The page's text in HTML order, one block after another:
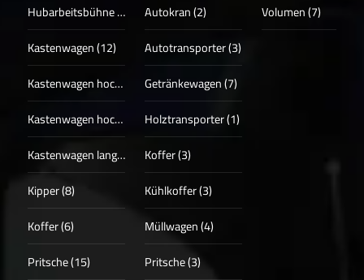
Hubarbeitsbühne (3)
Kastenwagen (12)
Kastenwagen hoch (17)
Kastenwagen hoch + lang (13)
Kastenwagen lang (4)
Kipper (8)
Koffer (6)
Pritsche (15)
Autokran (2)
Autotransporter (3)
Getränkewagen (7)
Holztransporter (1)
Koffer (3)
Kühlkoffer (3)
Müllwagen (4)
Pritsche (3)
Volumen (7)